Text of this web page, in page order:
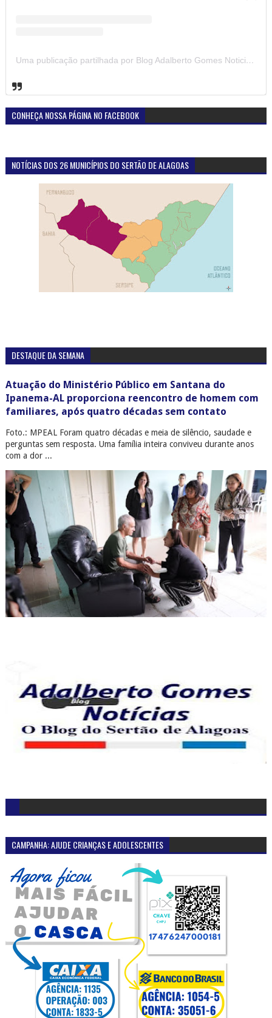
Uma publicação partilhada por Blog Adalberto Gomes Noticias (@blogadalbertogomesnoticiass)
CONHEÇA NOSSA PÁGINA NO FACEBOOK
NOTÍCIAS DOS 26 MUNICÍPIOS DO SERTÃO DE ALAGOAS
DESTAQUE DA SEMANA
Atuação do Ministério Público em Santana do
Ipanema-AL proporciona reencontro de homem com
familiares, após quatro décadas sem contato
Foto.: MPEAL Foram quatro décadas e meia de silêncio, saudade e
perguntas sem resposta. Uma família inteira conviveu durante anos
com a dor ...
CAMPANHA: AJUDE CRIANÇAS E ADOLESCENTES